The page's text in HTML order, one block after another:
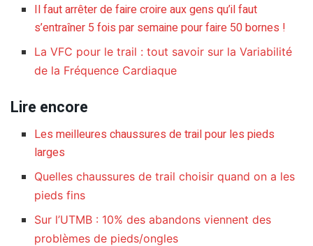
Il faut arrêter de faire croire aux gens qu’il faut
s’entraîner 5 fois par semaine pour faire 50 bornes !
La VFC pour le trail : tout savoir sur la Variabilité
de la Fréquence Cardiaque
Lire encore
Les meilleures chaussures de trail pour les pieds
larges
Quelles chaussures de trail choisir quand on a les
pieds fins
Sur l’UTMB : 10% des abandons viennent des
problèmes de pieds/ongles